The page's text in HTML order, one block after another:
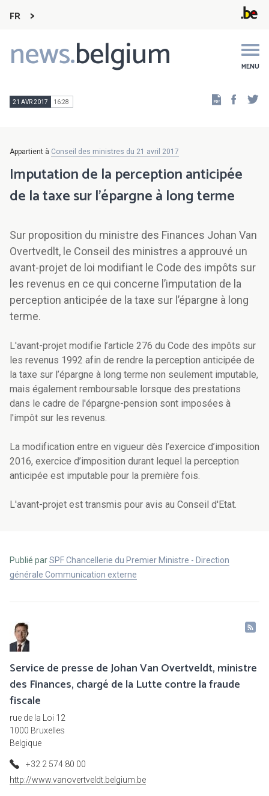
FR
news.belgium MENU
Main
navigation
21 AVR 2017 16:28
Appartient à Conseil des ministres du 21 avril 2017
Imputation de la perception anticipée
de la taxe sur l’épargne à long terme
Sur proposition du ministre des Finances Johan Van
Overtvedlt, le Conseil des ministres a approuvé un
avant-projet de loi modifiant le Code des impôts sur
les revenus en ce qui concerne l’imputation de la
perception anticipée de la taxe sur l’épargne à long
terme.
L'avant-projet modifie l’article 276 du Code des impôts sur
les revenus 1992 afin de rendre la perception anticipée de
la taxe sur l’épargne à long terme non seulement imputable,
mais également remboursable lorsque des prestations
dans le cadre de l'épargne-pension sont imposées à
l'impôt sur les revenus.
La modification entre en vigueur dès l’exercice d’imposition
2016, exercice d’imposition durant lequel la perception
anticipée est imputable pour la première fois.
L'avant-projet est transmis pour avis au Conseil d'Etat.
Publié parSPF Chancellerie du Premier Ministre - Direction
générale Communication externe
Service de presse de Johan Van Overtveldt, ministre
des Finances, chargé de la Lutte contre la fraude
fiscale
rue de la Loi 12
1000 Bruxelles
Belgique
+32 2 574 80 00
http://www.vanovertveldt.belgium.be